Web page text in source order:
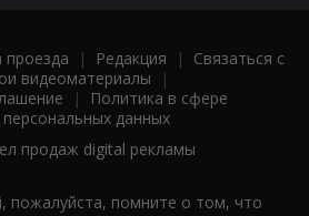
проезда | Редакция | Связаться с
видеоматериалы |
|
Политика в сфере
данных
продаж digital рекламы
пожалуйста, помните о том, что